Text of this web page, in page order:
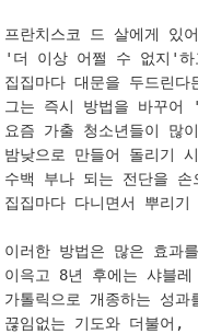
프란치스코 드 살에게 있
'더 이상 어쩔 수 없지'
집집마다 대문을 두드린
그는 즉시 방법을 바꾸
요즘 가출 청소년들이 많
밤낮으로 만들어 돌리기
수백 부나 되는 전단을
집집마다 다니면서 뿌리
이러한 방법은 많은 효과
이윽고 8년 후에는 샤블
가톨릭으로 개종하는 성
끊임없는 기도와 더불어,